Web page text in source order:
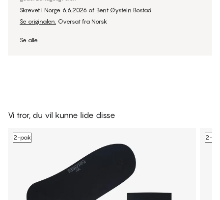
Skrevet i Norge 6.6.2026 af Bent Øystein Bostad
Se originalen. Oversat fra Norsk
Se alle
Vi tror, du vil kunne lide disse
2-pak 2-